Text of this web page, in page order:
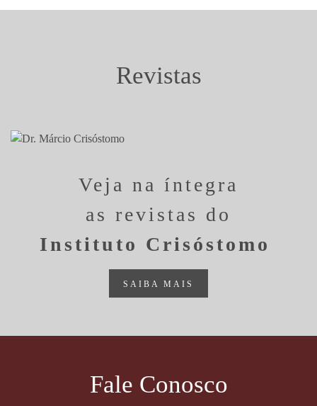
Revistas
Veja na íntegra
as revistas do
Instituto Crisóstomo
SAIBA MAIS
Fale Conosco